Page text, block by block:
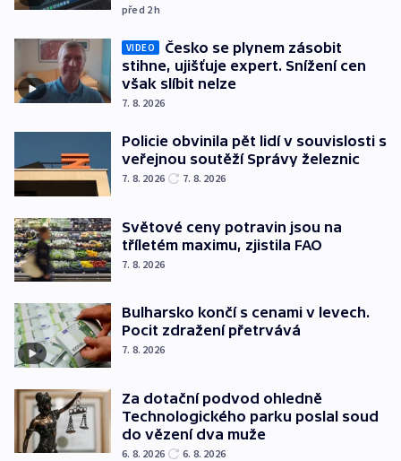
před 2h
VIDEO
Česko se plynem zásobit
stihne, ujišťuje expert. Snížení cen
však slíbit nelze
7. 8. 2026
Policie obvinila pět lidí v souvislosti s
veřejnou soutěží Správy železnic
7. 8. 2026 7. 8. 2026
Světové ceny potravin jsou na
tříletém maximu, zjistila FAO
7. 8. 2026
Bulharsko končí s cenami v levech.
Pocit zdražení přetrvává
7. 8. 2026
Za dotační podvod ohledně
Technologického parku poslal soud
do vězení dva muže
6. 8. 2026 6. 8. 2026